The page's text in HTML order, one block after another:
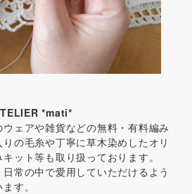
*mati*
ェアや雑貨などの無料・有料編み
の毛糸や丁寧に草木染めしたオリ
ット等も取り扱っております。
常の中で愛用していただけるよう
す。